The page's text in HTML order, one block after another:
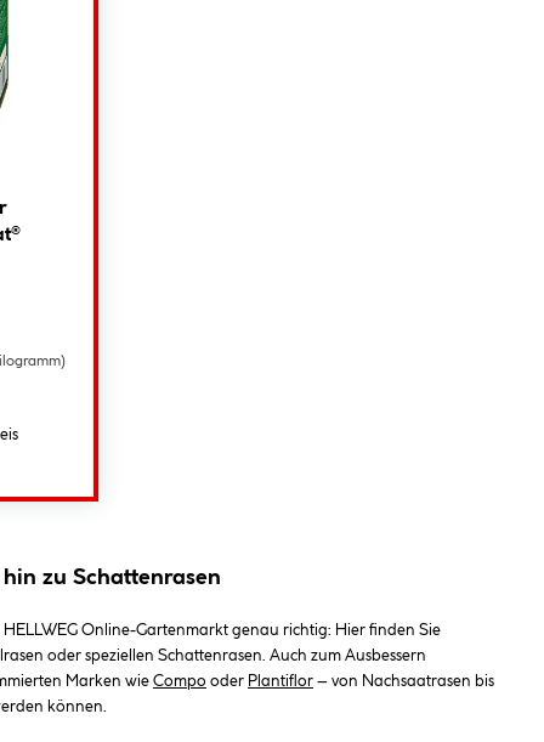
zu Schattenrasen
Online-Gartenmarkt genau richtig: Hier finden Sie
oder speziellen Schattenrasen. Auch zum Ausbessern
Marken wie Compo oder Plantiflor – von Nachsaatrasen bis
können.